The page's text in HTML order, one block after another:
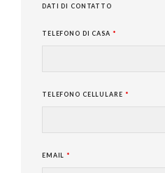
DATI DI CONTATTO
TELEFONO DI CASA *
TELEFONO CELLULARE *
EMAIL *